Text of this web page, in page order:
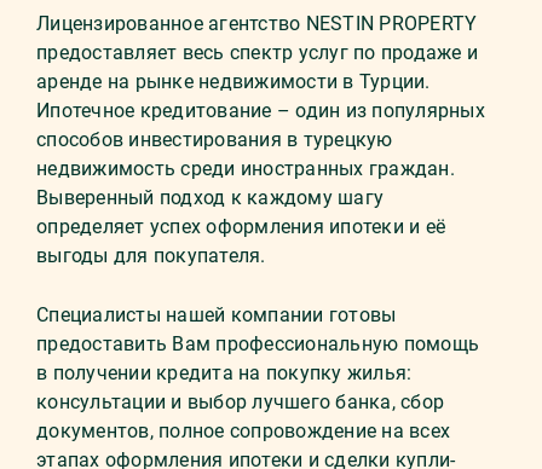
Лицензированное агентство NESTIN PROPERTY
предоставляет весь спектр услуг по продаже и
аренде на рынке недвижимости в Турции.
Ипотечное кредитование – один из популярных
способов инвестирования в турецкую
недвижимость среди иностранных граждан.
Выверенный подход к каждому шагу
определяет успех оформления ипотеки и её
выгоды для покупателя.
Специалисты нашей компании готовы
предоставить Вам профессиональную помощь
в получении кредита на покупку жилья:
консультации и выбор лучшего банка, сбор
документов, полное сопровождение на всех
этапах оформления ипотеки и сделки купли-